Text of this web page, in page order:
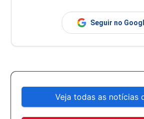
Seguir no
Veja todas as notícias